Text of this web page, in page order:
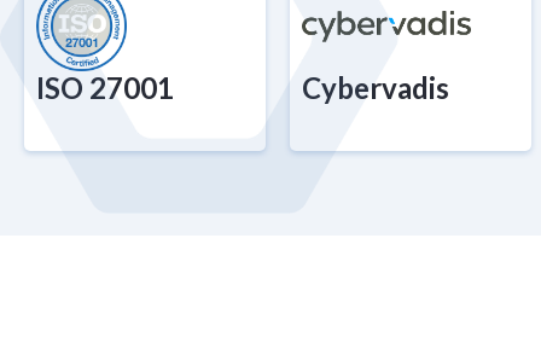
ISO 27001 Cybervadis